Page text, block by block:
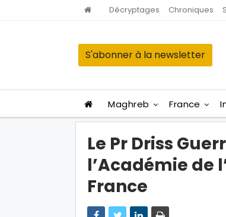
Décryptages Chroniques
S'abonner à la newsletter
Maghreb France
Le Pr Driss
l’Académie de
France